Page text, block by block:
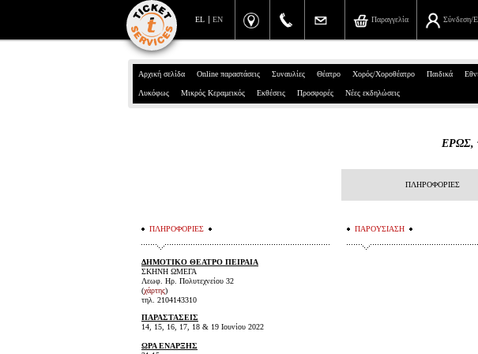
EN
EL Σύνδεση/
Παραγγελία
Αρχική σελίδα Online παραστάσεις Συναυλίες Θέατρο Χορός/Χοροθέατρο Παιδικά
Λυκόφως Μικρός Κεραμεικός Εκθέσεις Προσφορές Νέες εκδηλώσεις
EΡΩΣ,
ΠΛΗΡΟΦΟΡΙΕΣ
ΠΑΡΟΥΣΙΑΣΗ
ΠΛΗΡΟΦΟΡΙΕΣ
ΔΗΜΟΤΙΚΟ ΘΕΑΤΡΟ ΠΕΙΡΑΙΑ
ΣΚΗΝΗ ΩΜΕΓΑ
Λεωφ. Ηρ. Πολυτεχνείου 32
(χάρτης)
τηλ. 2104143310
ΠΑΡΑΣΤΑΣΕΙΣ
14, 15, 16, 17, 18 & 19 Ιουνίου 2022
ΩΡΑ ΕΝΑΡΞΗΣ